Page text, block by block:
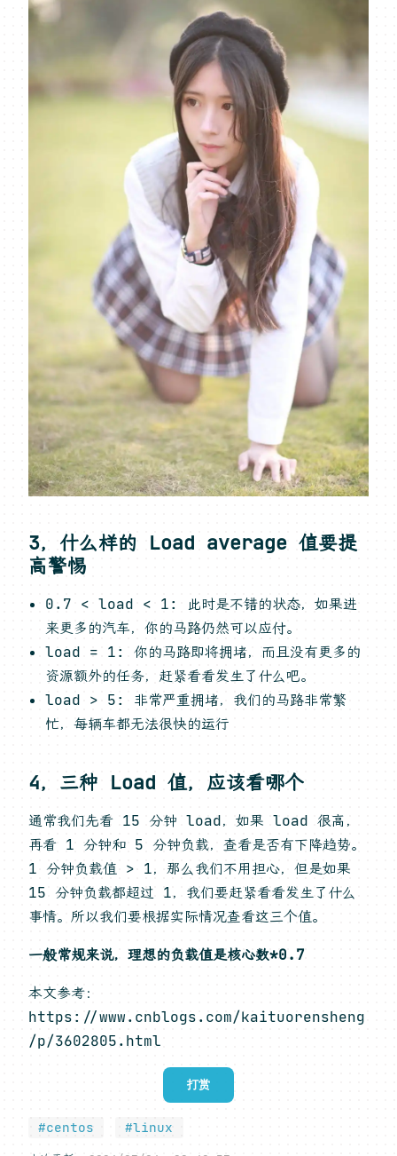
3，什么样的 Load average 值要提
高警惕
0.7 < load < 1: 此时是不错的状态，如果进
来更多的汽车，你的马路仍然可以应付。
load = 1: 你的马路即将拥堵，而且没有更多的
资源额外的任务，赶紧看看发生了什么吧。
load > 5: 非常严重拥堵，我们的马路非常繁
忙，每辆车都无法很快的运行
4，三种 Load 值，应该看哪个
通常我们先看 15 分钟 load，如果 load 很高，
再看 1 分钟和 5 分钟负载，查看是否有下降趋势。
1 分钟负载值 > 1，那么我们不用担心，但是如果
15 分钟负载都超过 1，我们要赶紧看看发生了什么
事情。所以我们要根据实际情况查看这三个值。
一般常规来说，理想的负载值是核心数*0.7
本文参考：
https://www.cnblogs.com/kaituorensheng
/p/3602805.html
打赏
#centos #linux